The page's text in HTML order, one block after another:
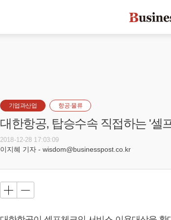
기업과산업 항공·물류
대한항공, 탑승수속 직접하는 '셀
2018-12-28 17:03:09
이지혜 기자 - wisdom@businesspost.co.kr